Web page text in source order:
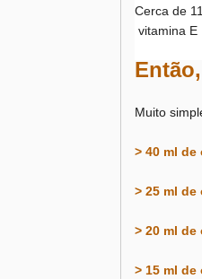
Cerca de
vitamina E
Muito
> 40 ml de
> 25 ml
> 20 ml
> 15 ml de